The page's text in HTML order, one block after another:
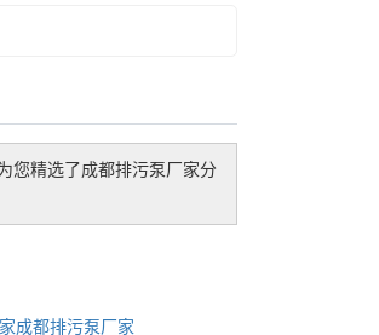
您精选了 成都排污泵厂家分
成都排污泵厂家